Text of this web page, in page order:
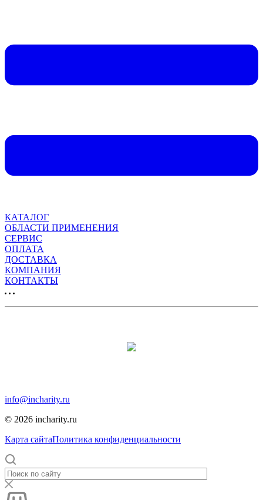
КАТАЛОГ
ОБЛАСТИ ПРИМЕНЕНИЯ
СЕРВИС
ОПЛАТА
ДОСТАВКА
КОМПАНИЯ
КОНТАКТЫ
info@incharity.ru
© 2026 incharity.ru
Карта сайтаПолитика конфиденциальности